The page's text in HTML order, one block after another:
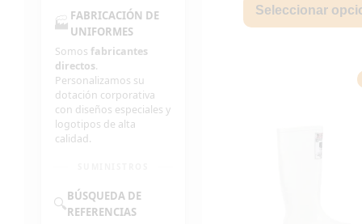
Seleccionar
🏭 FABRICACIÓN DE
UNIFORMES
Somos fabricantes
directos.
Personalizamos su
dotación corporativa
con diseños especiales y
logotipos de alta
calidad.
🔍BÚSQUEDA DE
REFERENCIAS